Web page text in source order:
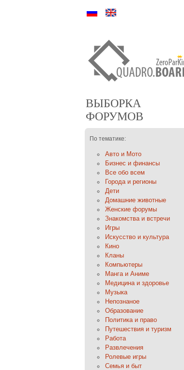
Ру En
ВЫБОРКА
ФОРУМОВ
По тематике:
Авто и Мото
Бизнес и финансы
Все обо всем
Города и регионы
Дети
Домашние животные
Женские форумы
Знакомства и встречи
Игры
Искусство и культура
Кино
Кланы
Компьютеры
Манга и Аниме
Медицина и здоровье
Музыка
Непознаное
Образование
Политика и право
Путешествия и туризм
Работа
Развлечения
Ролевые игры
Семья и быт